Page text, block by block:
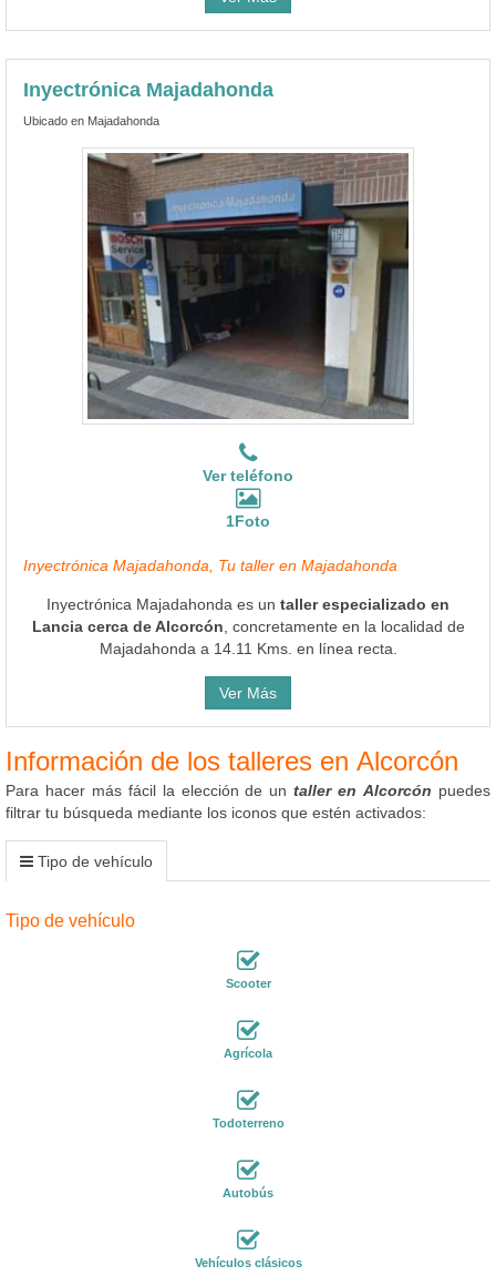
Inyectrónica Majadahonda
Ubicado en Majadahonda
Ver teléfono
1Foto
Inyectrónica Majadahonda, Tu taller en Majadahonda
Inyectrónica Majadahonda es un taller especializado en
Lancia cerca de Alcorcón , concretamente en la localidad de
Majadahonda a 14.11 Kms. en línea recta.
Ver Más
Información de los talleres en Alcorcón
Para hacer más fácil la elección de untaller en Alcorcón puedes
filtrar tu búsqueda mediante los iconos que estén activados:
Tipo de vehículo
Tipo de vehículo
Scooter
Agrícola
Todoterreno
Autobús
Vehículos clásicos